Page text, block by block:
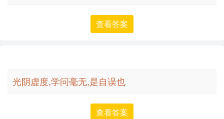
查看答案
光阴虚度,学问毫无,是自误也
查看答案